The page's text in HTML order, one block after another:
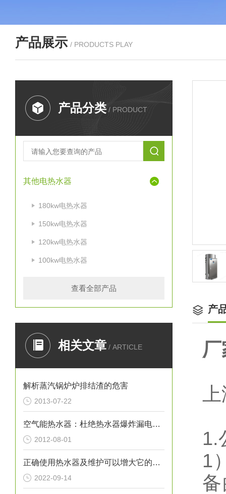
产品展示 / PRODUCTS PLAY
产品分类 / PRODUCT
其他电热水器
180kw电热水器
150kw电热水器
120kw电热水器
100kw电热水器
查看全部产品
相关文章 / ARTICLE
解析蒸汽锅炉炉排结渣的危害
2013-07-22
空气能热水器：杜绝热水器爆炸漏电事故
2012-08-01
正确使用热水器及维护可以增大它的使用寿命
2022-09-14
产
1.
1